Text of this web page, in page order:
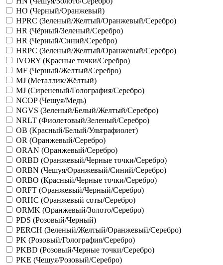
HO (Черный/Оранжевый)
HPRC (Зеленый/Желтый/Оранжевый/Серебро)
HR (Чёрный/Зеленый/Серебро)
HR (Черный/Синий/Серебро)
HRPC (Зеленый/Желтый/Оранжевый/Серебро)
IVORY (Красные точки/Серебро)
MF (Черный/Желтый/Серебро)
MJ (Металлик/Жёлтый)
MJ (Сиреневый/Голография/Серебро)
NCOP (Чешуя/Медь)
NGVS (Зеленый/Белый/Желтый/Серебро)
NRLT (Фиолетовый/Зеленый/Серебро)
OB (Красный/Белый/Ультрафиолет)
OR (Оранжевый/Серебро)
ORAN (Оранжевый/Серебро)
ORBD (Оранжевый/Черные точки/Серебро)
ORBN (Чешуя/Оранжевый/Синий/Серебро)
ORBO (Красный/Черные точки/Серебро)
ORFT (Оранжевый/Черный/Серебро)
ORHC (Оранжевый соты/Серебро)
ORMK (Оранжевый/Золото/Серебро)
PDS (Розовый/Черный)
PERCH (Зеленый/Желтый/Оранжевый/Серебро)
PK (Розовый/Голография/Серебро)
PKBD (Розовый/Черные точки/Серебро)
PKE (Чешуя/Розовый/Серебро)